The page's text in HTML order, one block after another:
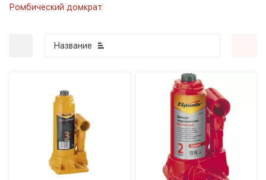
Ромбический домкрат
Название
покупателей